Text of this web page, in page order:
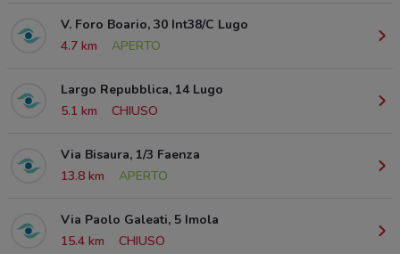
V. Foro Boario, 30 Int38/C Lugo
4.7 km
APERTO
Largo Repubblica, 14 Lugo
5.1 km
CHIUSO
Via Bisaura, 1/3 Faenza
13.8 km
APERTO
Via Paolo Galeati, 5 Imola
15.4 km
CHIUSO